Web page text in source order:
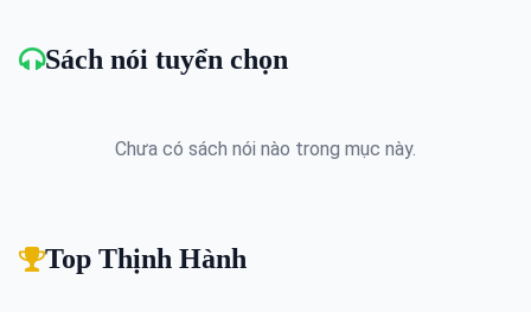
Sách nói tuyển chọn
Chưa có sách nói nào trong mục này.
Top Thịnh Hành